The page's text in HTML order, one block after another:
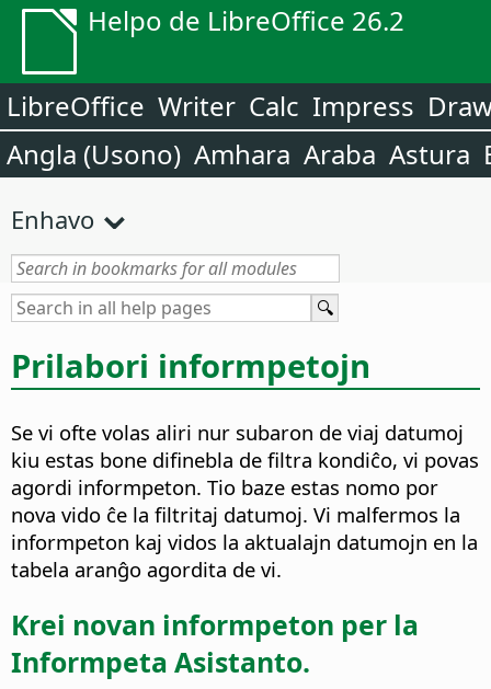
Helpo de LibreOffice 26.2
LibreOffice Writer Calc Impress
Angla (Usono) Amhara Araba Astura
Enhavo
Prilabori informpetojn
Se vi ofte volas aliri nur subaron de viaj datumoj
kiu estas bone difinebla de filtra kondiĉo, vi povas
agordi informpeton. Tio baze estas nomo por
nova vido ĉe la filtritaj datumoj. Vi malfermos la
informpeton kaj vidos la aktualajn datumojn en la
tabela aranĝo agordita de vi.
Krei novan informpeton per la
Informpeta Asistanto.